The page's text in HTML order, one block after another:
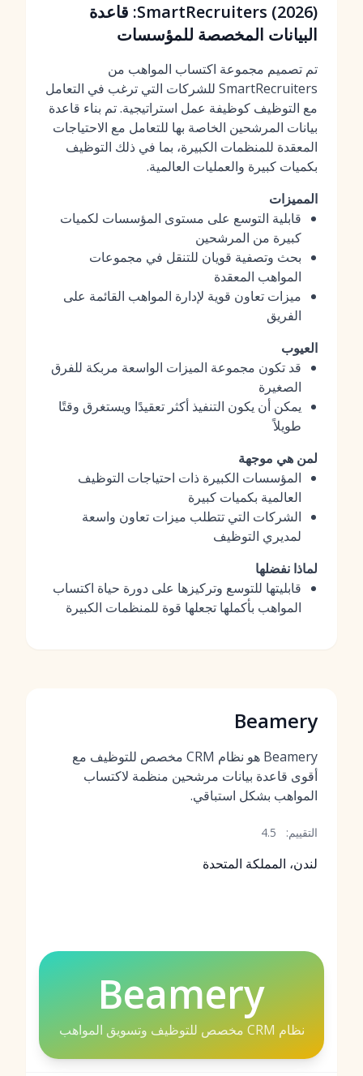
SmartRecruiters (2026): قاعدة
البيانات المخصصة للمؤسسات
تم تصميم مجموعة اكتساب المواهب من
SmartRecruiters للشركات التي ترغب في التعامل
مع التوظيف كوظيفة عمل استراتيجية. تم بناء قاعدة
بيانات المرشحين الخاصة بها للتعامل مع الاحتياجات
المعقدة للمنظمات الكبيرة، بما في ذلك التوظيف
بكميات كبيرة والعمليات العالمية.
المميزات
قابلية التوسع على مستوى المؤسسات لكميات
كبيرة من المرشحين
بحث وتصفية قويان للتنقل في مجموعات
المواهب المعقدة
ميزات تعاون قوية لإدارة المواهب القائمة على
الفريق
العيوب
قد تكون مجموعة الميزات الواسعة مربكة للفرق
الصغيرة
يمكن أن يكون التنفيذ أكثر تعقيدًا ويستغرق وقتًا
طويلاً
لمن هي موجهة
المؤسسات الكبيرة ذات احتياجات التوظيف
العالمية بكميات كبيرة
الشركات التي تتطلب ميزات تعاون واسعة
لمديري التوظيف
لماذا نفضلها
قابليتها للتوسع وتركيزها على دورة حياة اكتساب
المواهب بأكملها تجعلها قوة للمنظمات الكبيرة
Beamery
Beamery هو نظام CRM مخصص للتوظيف مع
أقوى قاعدة بيانات مرشحين منظمة لاكتساب
المواهب بشكل استباقي.
التقييم: 4.5
لندن، المملكة المتحدة
Beamery
نظام CRM مخصص للتوظيف وتسويق المواهب